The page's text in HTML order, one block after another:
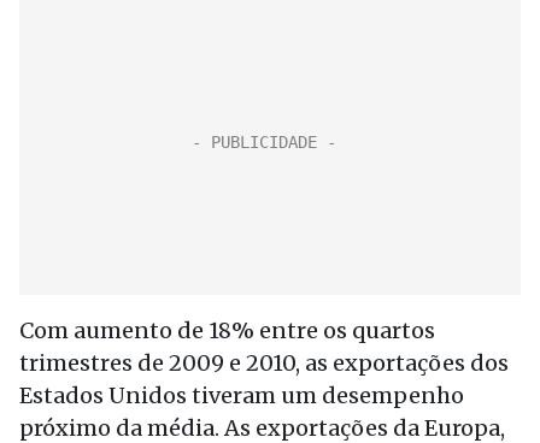
Com aumento de 18% entre os quartos
trimestres de 2009 e 2010, as exportações dos
Estados Unidos tiveram um desempenho
próximo da média. As exportações da Europa,